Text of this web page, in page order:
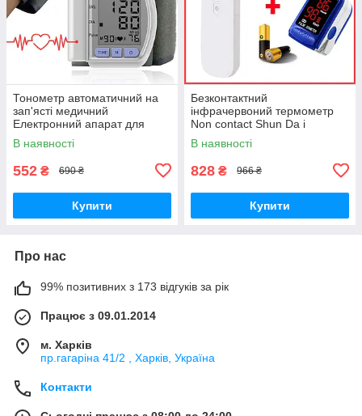
Тонометр автоматичний на
зап'ясті медичний
Електронний апарат для
вимірювання Тиску KWL-10
В наявності
552 ₴ 690 ₴
Купити
Безконтактний
інфрачервоний термометр
Non contact Shun Da і
Пульсоксиметр напалечный в
подарунок з батарейками
В наявності
828 ₴ 966 ₴
Купити
Про нас
99% позитивних з 173 відгуків за рік
Працює з 09.01.2014
м. Харків
пр.гагаріна 41/2 , Харків, Україна
Контакти